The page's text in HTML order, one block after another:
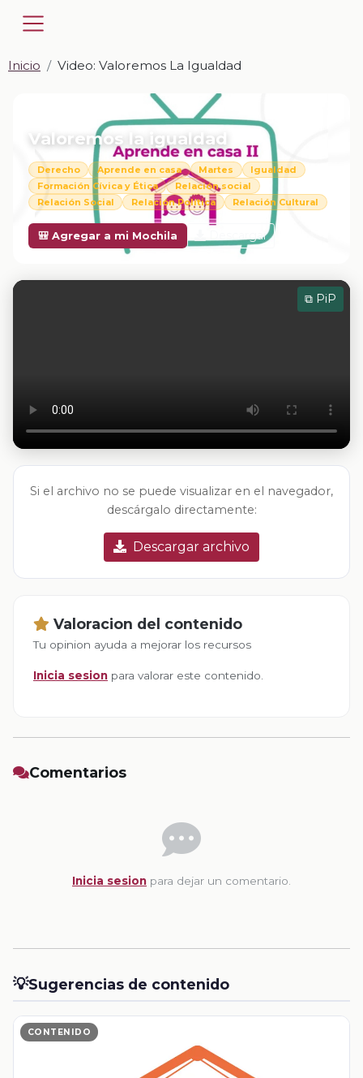
Inicio Video: Valoremos La Igualdad
Valoremos la igualdad
Derecho Aprende en casa Martes
Igualdad
Formación Cívica y Ética
Relación social
Relación Social
Relación Política Relación Cultural
🎒 Agregar a mi Mochila Descargar
⧉ PiP
Si el archivo no se puede visualizar en el navegador,
descárgalo directamente:
Descargar archivo
Valoracion del contenido
Tu opinion ayuda a mejorar los recursos
Inicia sesion para valorar este contenido.
Comentarios
Inicia sesion para dejar un comentario.
💡Sugerencias de contenido
CONTENIDO